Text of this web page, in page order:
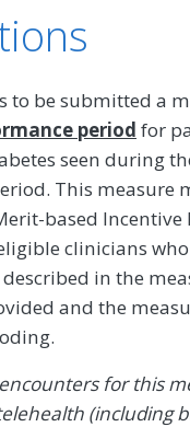
to be submitted a
period for
seen during
This measure
based Incentive
clinicians
in the
and the
for this
(including